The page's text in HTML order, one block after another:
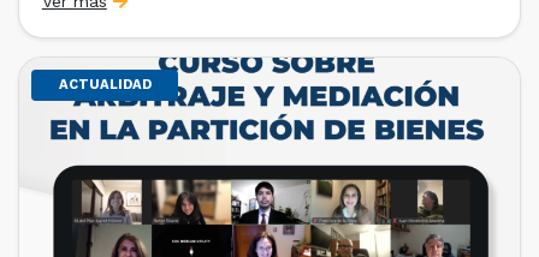
de la Cámara de Comercio de Santiago (CCS). Así, se
realizaron […]
ACTUALIDAD